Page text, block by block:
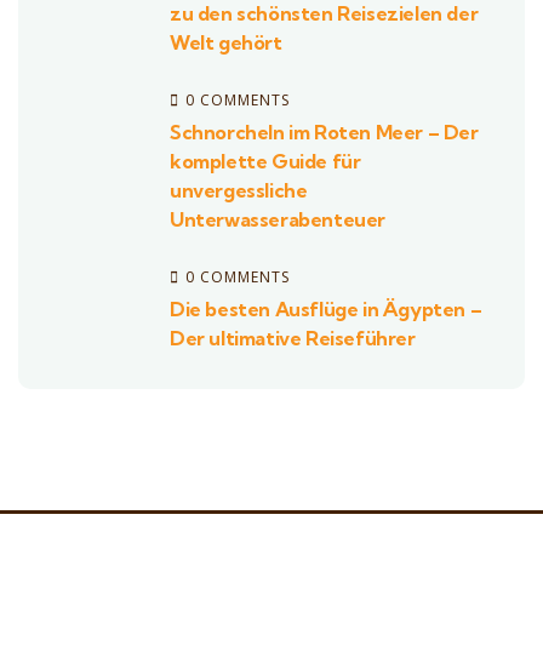
zu den schönsten Reisezielen der
Welt gehört
0 COMMENTS
Schnorcheln im Roten Meer – Der
komplette Guide für
unvergessliche
Unterwasserabenteuer
0 COMMENTS
Die besten Ausflüge in Ägypten –
Der ultimative Reiseführer